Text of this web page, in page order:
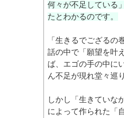
何々が不足している
たとわかるのです。
「生きるでござるの
話の中で「願望を叶
ば、エゴの手の中に
ん不足が現れ堂々巡
しかし「生きていな
によって作られた「